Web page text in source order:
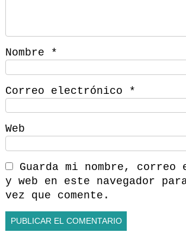
Nombre *
Correo electrónico *
Web
Guarda mi nombre,
y web en este navegador
vez que comente.